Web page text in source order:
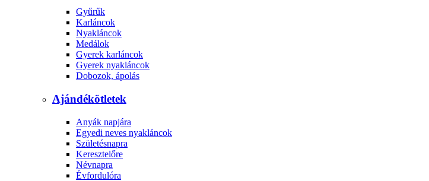
Gyűrűk
Karláncok
Nyakláncok
Medálok
Gyerek karláncok
Gyerek nyakláncok
Dobozok, ápolás
Ajándékötletek
Anyák napjára
Egyedi neves nyakláncok
Születésnapra
Keresztelőre
Névnapra
Évfordulóra